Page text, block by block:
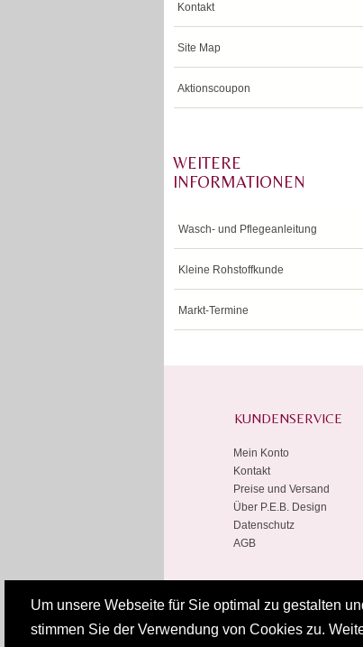
Um unsere Webseite für Sie optimal zu gestalten
stimmen Sie der Verwendung von Cookies zu.
Kontakt
Site Map
Aktionscoupon
WEITERE
INFORMATIONEN
Wasch- und Pflegeanleitung
Kleine Rohstoffkunde
Markt-Termine
KUNDENSERVICE
Mein Konto
Kontakt
Preise und Versand
Über P.E.B. Design
Datenschutz
AGB